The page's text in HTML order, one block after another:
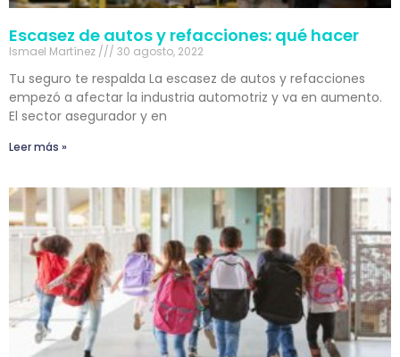
Escasez de autos y refacciones: qué hacer
Ismael Martínez 30 agosto, 2022
Tu seguro te respalda La escasez de autos y refacciones
empezó a afectar la industria automotriz y va en aumento.
El sector asegurador y en
Leer más »